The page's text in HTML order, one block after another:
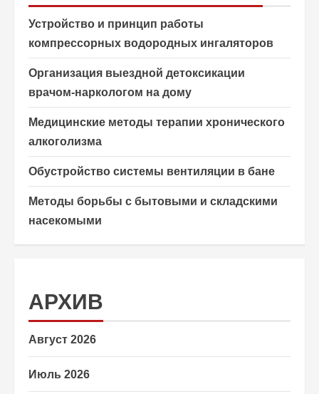
Устройство и принцип работы
компрессорных водородных ингаляторов
Организация выездной детоксикации
врачом-наркологом на дому
Медицинские методы терапии хронического
алкоголизма
Обустройство системы вентиляции в бане
Методы борьбы с бытовыми и складскими
насекомыми
АРХИВ
Август 2026
Июль 2026